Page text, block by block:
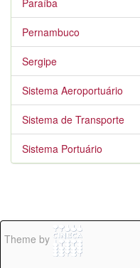
Paraíba
Pernambuco
Sergipe
Sistema Aeroportuário
Sistema de Transporte
Sistema Portuário
Theme by